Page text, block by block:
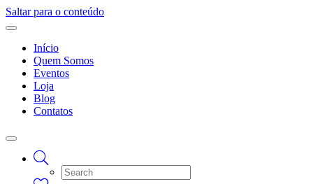
Saltar para o conteúdo
Início
Quem Somos
Eventos
Loja
Blog
Contatos